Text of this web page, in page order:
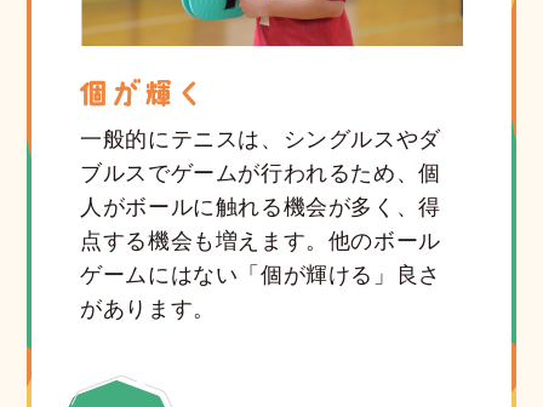
一般的にテニスは、シングルスやダ
ブルスでゲームが行われるため、個
人がボールに触れる機会が多く、得
点する機会も増えます。他のボール
ゲームにはない「個が輝ける」良さ
があります。